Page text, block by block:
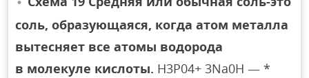
соль, образующаяся, когда атом металла
вытесняет все атомы водорода
в молекуле кислоты. Н3Р04+ 3Na0H — *